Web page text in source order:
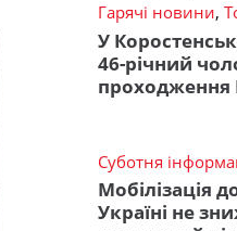
Гарячі новини,
У
46-річний
проходження
Суботня
Мобілізація
Україні не